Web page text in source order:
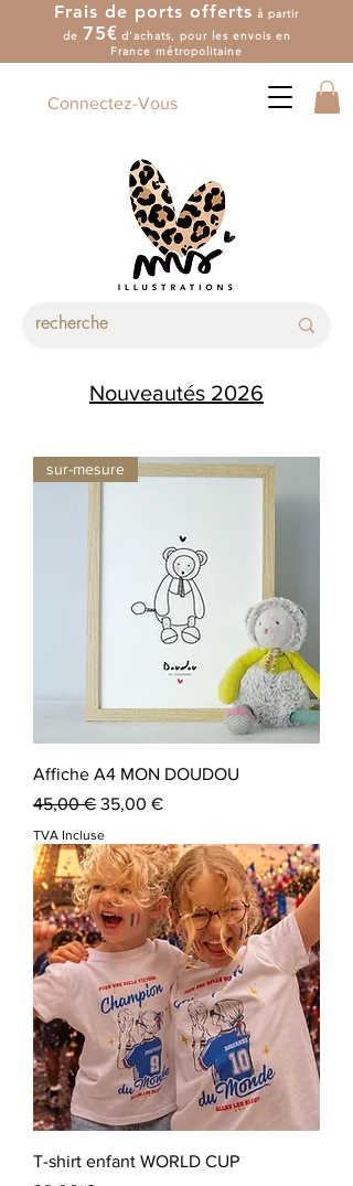
Frais de ports offerts à partir
de 75€ d'achats, pour les envois en
France métropolitaine
Connectez-Vous
Nouveautés 2026
sur-mesure
Affiche A4 MON DOUDOU
Prix original
45,00 € Prix promotionnel
35,00 €
TVA Incluse
T-shirt enfant WORLD CUP